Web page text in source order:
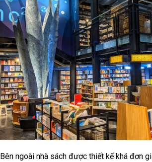
Bên ngoài nhà sách được thiết kế khá đơn